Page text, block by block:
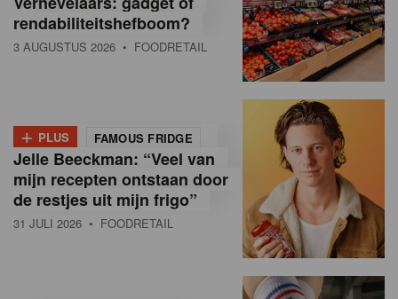
rendabiliteitshefboom?
3 AUGUSTUS 2026 • FOODRETAIL
+ PLUS FAMOUS FRIDGE
Jelle Beeckman: “Veel van
mijn recepten ontstaan door
de restjes uit mijn frigo”
31 JULI 2026 • FOODRETAIL